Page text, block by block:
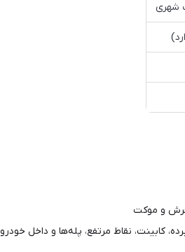
و موکت
کابینت، نقاط مرتفع، پله‌ها و داخل خودرو